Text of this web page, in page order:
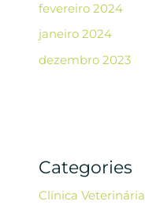
fevereiro 2024
janeiro 2024
dezembro 2023
Categories
Clínica Veterinária